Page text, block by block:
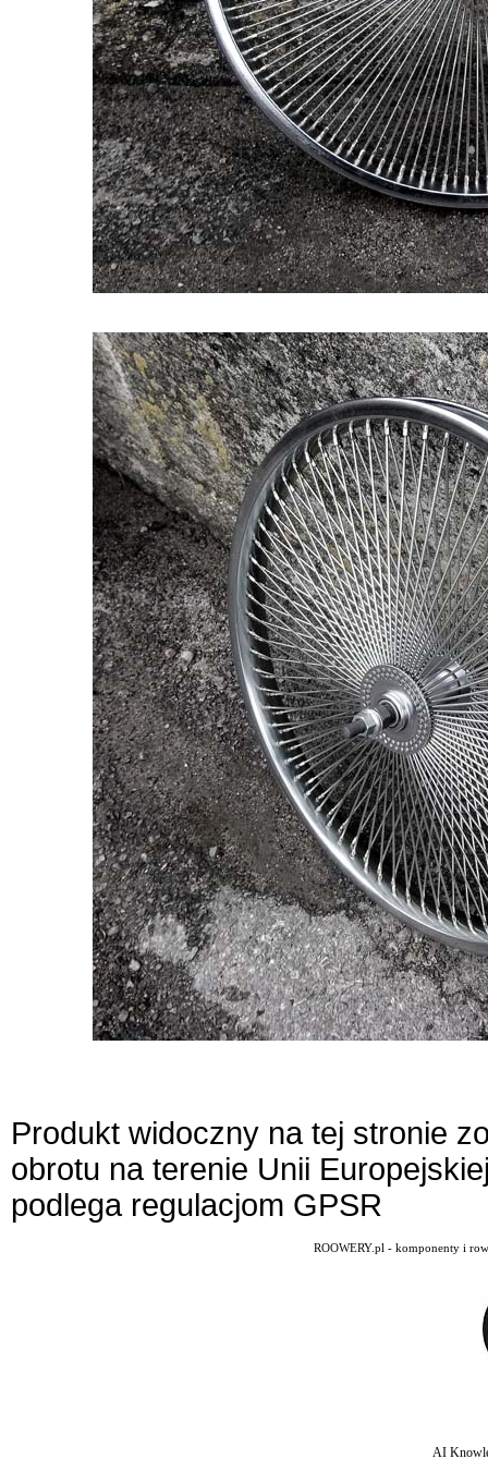
Produkt widoczny na tej stronie
obrotu na terenie Unii
podlega regulacjom GPSR
ROOWERY.pl - komponenty i
AI